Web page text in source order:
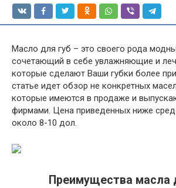
Масло для губ – это своего рода
сочетающий в себе увлажняющие и
которые сделают Ваши губки более
статье идет обзор не конкретных
которые имеются в продаже и
фирмами. Цена приведенных ниже
около 8-10 дол.
Преимущества масла